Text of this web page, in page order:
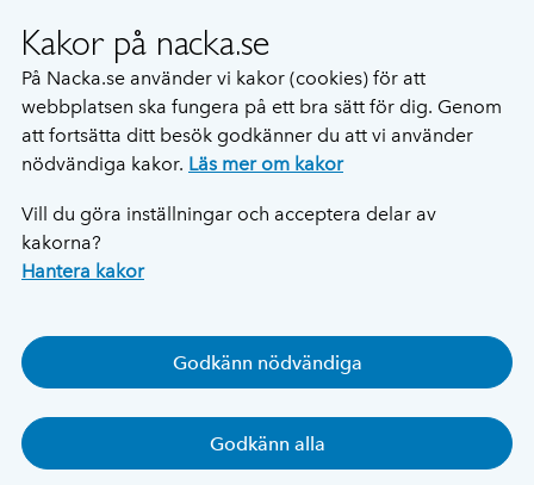
Kakor på nacka.se
På Nacka.se använder vi kakor (cookies) för att
webbplatsen ska fungera på ett bra sätt för dig. Genom
att fortsätta ditt besök godkänner du att vi använder
nödvändiga kakor. Läs mer om kakor
Vill du göra inställningar och acceptera delar av
kakorna?
Hantera kakor
Godkänn nödvändiga
Godkänn alla